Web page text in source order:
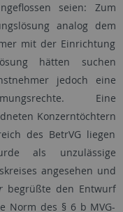
seien: Zum
analog dem
mit der Einrichtung
hätten suchen
jedoch eine
Eine
Konzerntöchtern
des BetrVG liegen
als unzulässige
angesehen und
begrüßte den Entwurf
Norm des § 6 b MVG-